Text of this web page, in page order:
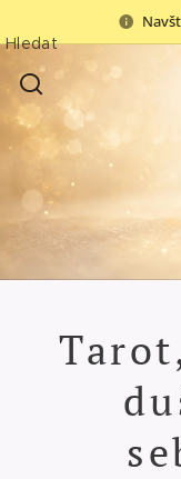
Hledat